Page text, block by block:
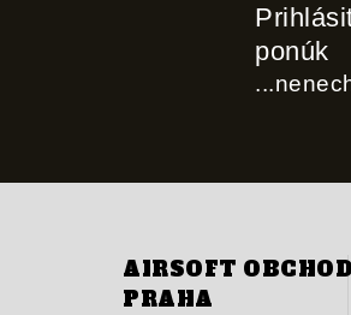
ponúk
AIRSOFT OBCHOD
PRAHA